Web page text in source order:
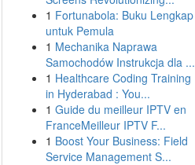
1 Fortunabola: Buku Lengkap
untuk Pemula
1 Mechanika Naprawa
Samochodów Instrukcja dla ...
1 Healthcare Coding Training
in Hyderabad : You...
1 Guide du meilleur IPTV en
FranceMeilleur IPTV F...
1 Boost Your Business: Field
Service Management S...